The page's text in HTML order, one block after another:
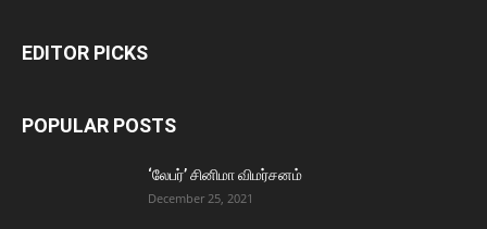
EDITOR PICKS
POPULAR POSTS
‘லேபர்’ சினிமா விமர்சனம்
December 25, 2021